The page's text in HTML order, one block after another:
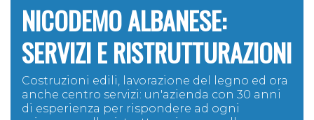
NICODEMO ALBANESE:
SERVIZI E RISTRUTTURAZIONI
Costruzioni edili, lavorazione del legno ed ora
anche centro servizi: un'azienda con 30 anni
di esperienza per rispondere ad ogni